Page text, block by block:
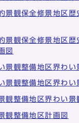
景観保全修景地区
景観保全修景地区
図
景観整備地区界わい
景観整備地区界わい
観整備地区界わい景
観整備地区計画図